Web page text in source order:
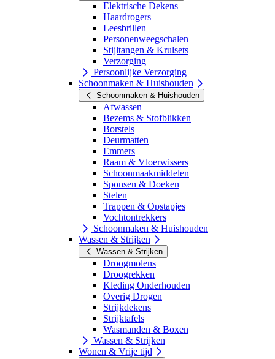
Elektrische Dekens
Haardrogers
Leesbrillen
Personenweegschalen
Stijltangen & Krulsets
Verzorging
Persoonlijke Verzorging
Schoonmaken & Huishouden
Schoonmaken & Huishouden
Afwassen
Bezems & Stofblikken
Borstels
Deurmatten
Emmers
Raam & Vloerwissers
Schoonmaakmiddelen
Sponsen & Doeken
Stelen
Trappen & Opstapjes
Vochtontrekkers
Schoonmaken & Huishouden
Wassen & Strijken
Wassen & Strijken
Droogmolens
Droogrekken
Kleding Onderhouden
Overig Drogen
Strijkdekens
Strijktafels
Wasmanden & Boxen
Wassen & Strijken
Wonen & Vrije tijd